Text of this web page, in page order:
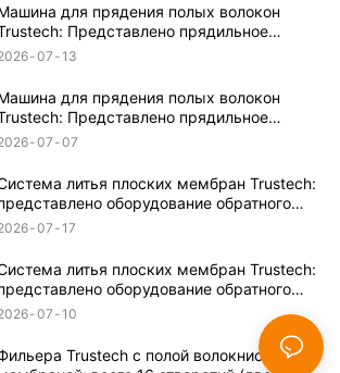
для прядения полых волокон
Представлено прядильное
NIPS (16)
07 13
для прядения полых волокон
Представлено прядильное
NIPS (15)
07 07
литья плоских мембран Trustech:
оборудование обратного
(XIV)
07 17
литья плоских мембран Trustech:
оборудование обратного
(XIII)
07 10
Trustech с полой волокнистой